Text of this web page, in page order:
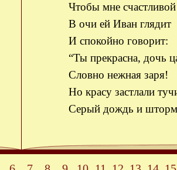
Чтобы мне счастливой
В очи ей Иван глядит
И спокойно говорит:
“Ты прекрасна, дочь
Словно нежная заря!
Но красу застлали
Серый дождь и